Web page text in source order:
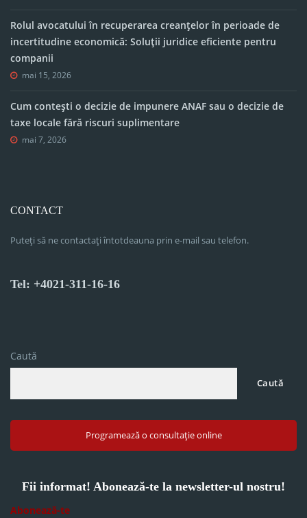
Rolul avocatului în recuperarea creanțelor în perioade de
incertitudine economică: Soluții juridice eficiente pentru
companii
mai 15, 2026
Cum contești o decizie de impunere ANAF sau o decizie de
taxe locale fără riscuri suplimentare
mai 7, 2026
CONTACT
Puteți să ne contactați întotdeauna prin e-mail sau telefon.
Tel: +4021-311-16-16
Caută
Caută
Programează o consultație online
Fii informat! Abonează-te la newsletter-ul nostru!
Abonează-te